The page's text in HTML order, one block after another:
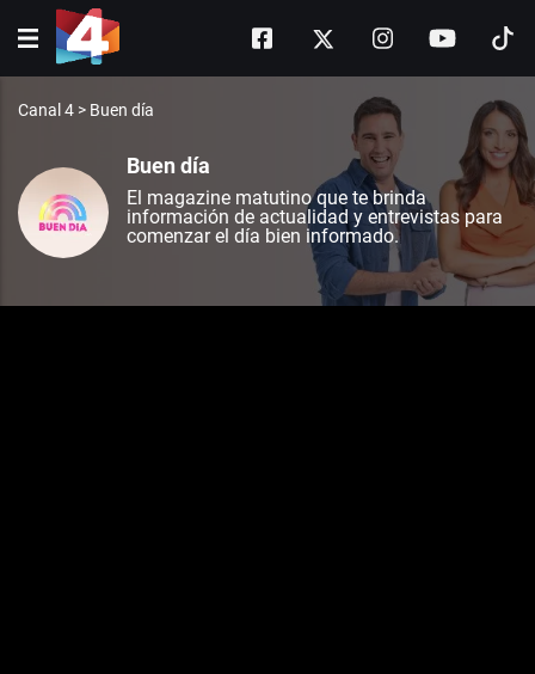
Canal 4 > Buen día
Buen día
El magazine matutino que te brinda
información de actualidad y entrevistas para
comenzar el día bien informado.